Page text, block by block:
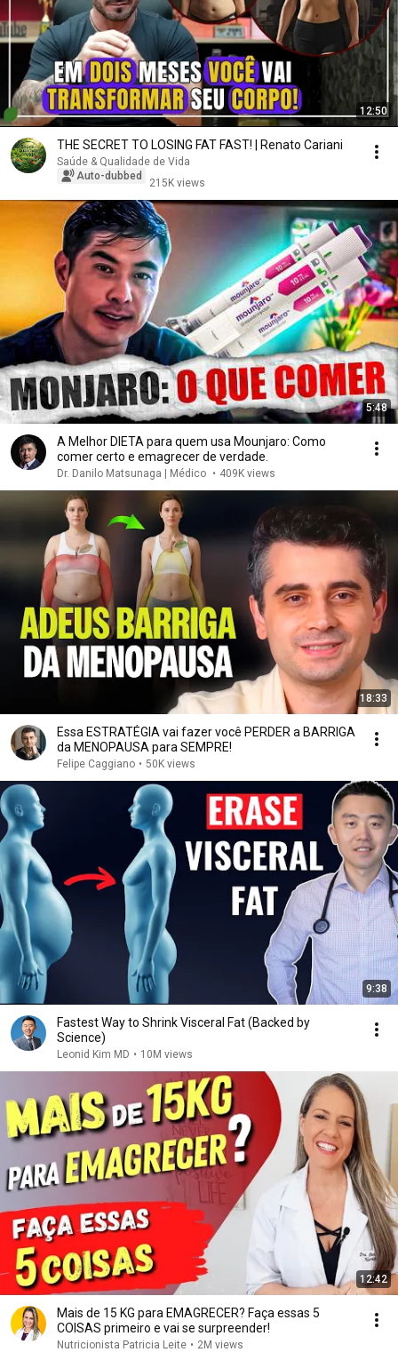
12:50
THE SECRET TO LOSING FAT FAST! | Renato Cariani
Saúde & Qualidade de Vida
Auto-dubbed
215K views
5:48
A Melhor DIETA para quem usa Mounjaro: Como
comer certo e emagrecer de verdade.
Dr. Danilo Matsunaga | Médico • 409K views
18:33
Essa ESTRATÉGIA vai fazer você PERDER a BARRIGA
da MENOPAUSA para SEMPRE!
Felipe Caggiano • 50K views
9:38
Fastest Way to Shrink Visceral Fat (Backed by
Science)
Leonid Kim MD • 10M views
12:42
Mais de 15 KG para EMAGRECER? Faça essas 5
COISAS primeiro e vai se surpreender!
Nutricionista Patricia Leite • 2M views